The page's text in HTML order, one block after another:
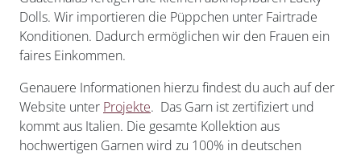
Dolls. Wir importieren die Püppchen unter Fairtrade
Konditionen. Dadurch ermöglichen wir den Frauen ein
faires Einkommen.
Genauere Informationen hierzu findest du auch auf der
Website unter Projekte. Das Garn ist zertifiziert und
kommt aus Italien. Die gesamte Kollektion aus
hochwertigen Garnen wird zu 100% in deutschen